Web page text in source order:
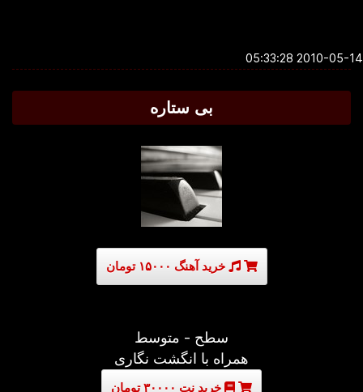
2010-05-14
بی ستاره
خرید آهنگ ۱۵۰۰۰ تومان
سطح - متوسط
همراه با انگشت نگاری
خرید نت ۳۰۰۰۰ تومان